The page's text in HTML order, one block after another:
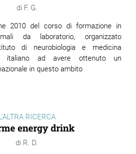
F. G.
2010 del corso di formazione in
da laboratorio, organizzato
di neurobiologia e medicina
italiano ad avere ottenuto un
in questo ambito
RICERCA
energy drink
R. D.